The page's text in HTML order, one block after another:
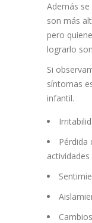
Además
son más
pero
lograrlo
Si
síntomas
infantil.
Pérdida